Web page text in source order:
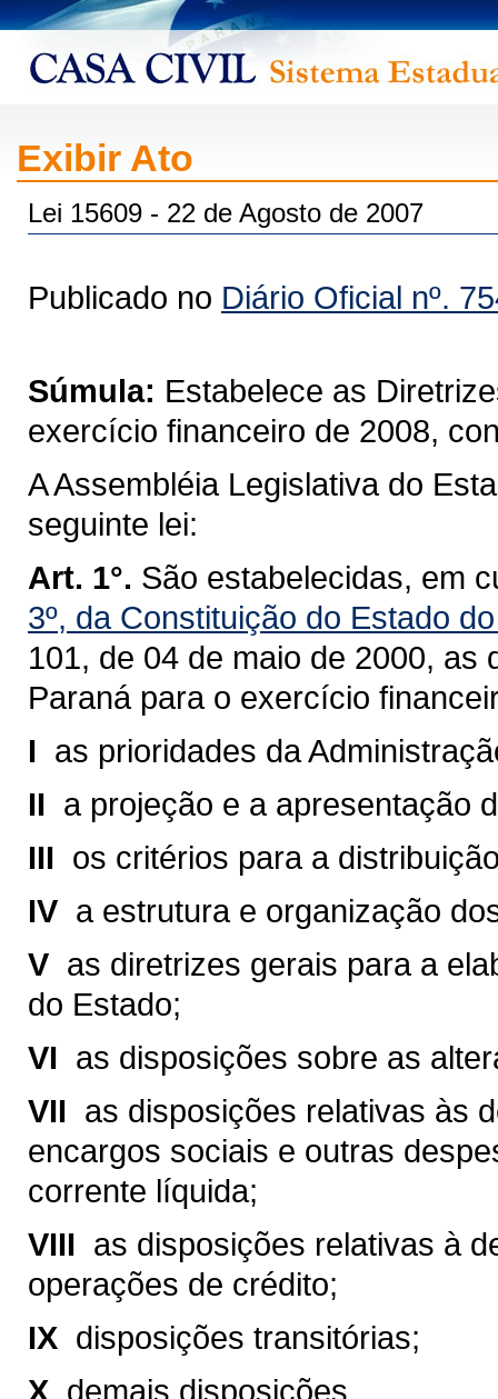
Exibir Ato
Lei 15609 - 22 de Agosto de 2007
Publicado no Diário Oficial nº.
Súmula: Estabelece as
exercício financeiro de 2008,
A Assembléia Legislativa do
seguinte lei:
Art. 1°. São estabelecidas, em
3º, da Constituição do Estado
101, de 04 de maio de 2000, as
Paraná para o exercício
I  as prioridades da
II  a projeção e a apresentação
III  os critérios para a
IV  a estrutura e organização
V  as diretrizes gerais para a
do Estado;
VI  as disposições sobre as
VII  as disposições relativas às
encargos sociais e outras
corrente líquida;
VIII  as disposições relativas à
operações de crédito;
IX  disposições transitórias;
X  demais disposições.